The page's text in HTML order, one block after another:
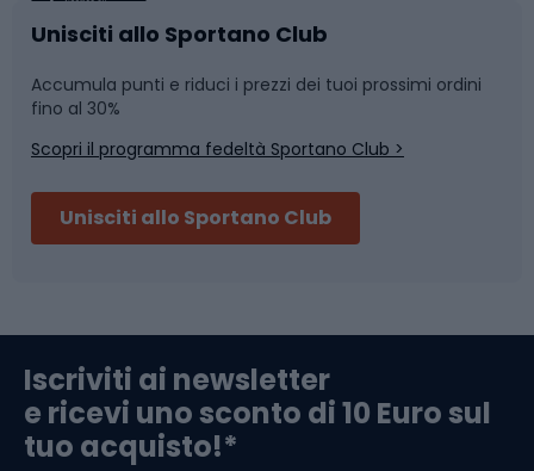
Caschi da ciclismo
Skitouring
Abbigliamento da escursionismo
Nuoto
Pattinaggio
Componenti per biciclette
Arrampicata
Unisciti allo Sportano Club
Accumula punti e riduci i prezzi dei tuoi prossimi ordini
fino al 30%
Scopri il programma fedeltà Sportano Club >
Unisciti allo Sportano Club
Iscriviti ai newsletter
e ricevi uno sconto di 10 Euro sul
tuo acquisto!*